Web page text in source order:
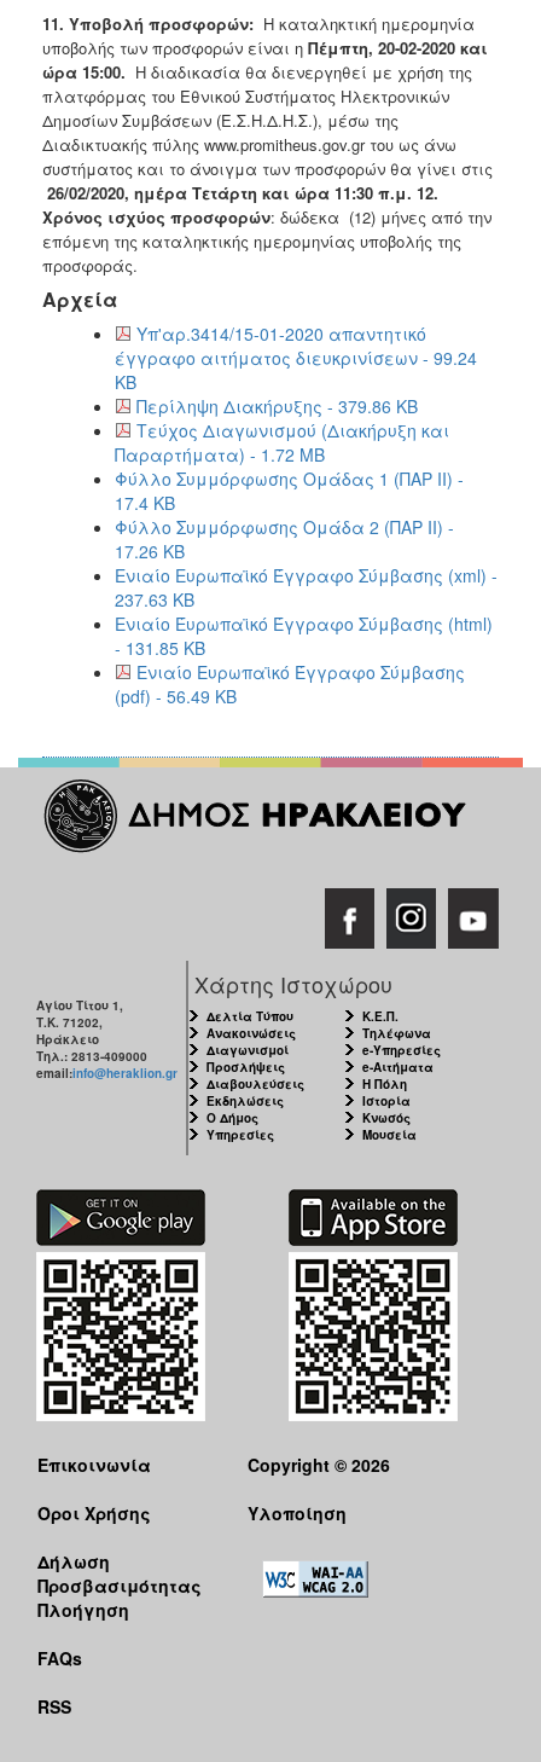
11. Υποβολή προσφορών: Η καταληκτική ημερομηνία
υποβολής των προσφορών είναι η Πέμπτη, 20-02-2020 και
ώρα 15:00. Η διαδικασία θα διενεργηθεί με χρήση της
πλατφόρμας του Εθνικού Συστήματος Ηλεκτρονικών
Δημοσίων Συμβάσεων (Ε.Σ.Η.Δ.Η.Σ.), μέσω της
Διαδικτυακής πύλης www.promitheus.gov.gr του ως άνω
συστήματος και το άνοιγμα των προσφορών θα γίνει στις
26/02/2020, ημέρα Τετάρτη και ώρα 11:30 π.μ. 12.
Χρόνος ισχύος προσφορών: δώδεκα (12) μήνες από την
επόμενη της καταληκτικής ημερομηνίας υποβολής της
προσφοράς.
Αρχεία
Υπ'αρ.3414/15-01-2020 απαντητικό
έγγραφο αιτήματος διευκρινίσεων - 99.24
KB
Περίληψη Διακήρυξης - 379.86 KB
Τεύχος Διαγωνισμού (Διακήρυξη και
Παραρτήματα) - 1.72 MB
Φύλλο Συμμόρφωσης Ομάδας 1 (ΠΑΡ ΙΙ) -
17.4 KB
Φύλλο Συμμόρφωσης Ομάδα 2 (ΠΑΡ ΙΙ) -
17.26 KB
Ενιαίο Ευρωπαϊκό Έγγραφο Σύμβασης (xml) -
237.63 KB
Ενιαίο Έυρωπαϊκό Έγγραφο Σύμβασης (html)
- 131.85 KB
Ενιαίο Ευρωπαϊκό Έγγραφο Σύμβασης
(pdf) - 56.49 KB
Αγίου Τίτου 1,
Τ.Κ. 71202,
Ηράκλειο
Τηλ.: 2813-409000
email:info@heraklion.gr
Χάρτης Ιστοχώρου
Δελτία Τύπου
Ανακοινώσεις
Διαγωνισμοί
Προσλήψεις
Διαβουλεύσεις
Εκδηλώσεις
Ο Δήμος
Υπηρεσίες
Κ.Ε.Π.
Τηλέφωνα
e-Υπηρεσίες
e-Αιτήματα
Η Πόλη
Ιστορία
Κνωσός
Μουσεία
Επικοινωνία
Όροι Χρήσης
Δήλωση
Προσβασιμότητας
Πλοήγηση
FAQs
RSS
Copyright © 2026
Υλοποίηση